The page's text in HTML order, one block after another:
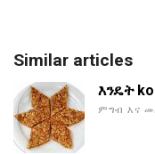
Similar articles
እንዴት
ምግብ እና